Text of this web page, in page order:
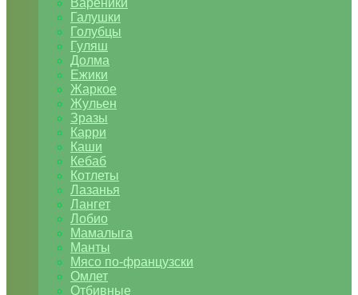
Вареники
Галушки
Голубцы
Гуляш
Долма
Ежики
Жаркое
Жульен
Зразы
Карри
Каши
Кебаб
Котлеты
Лазанья
Лангет
Лобио
Мамалыга
Манты
Мясо по-французски
Омлет
Отбивные